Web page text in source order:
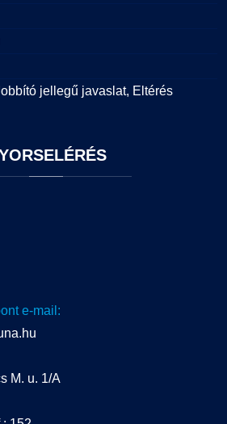
jellegű javaslat, Eltérés
e-mail:
M. u. 1/A